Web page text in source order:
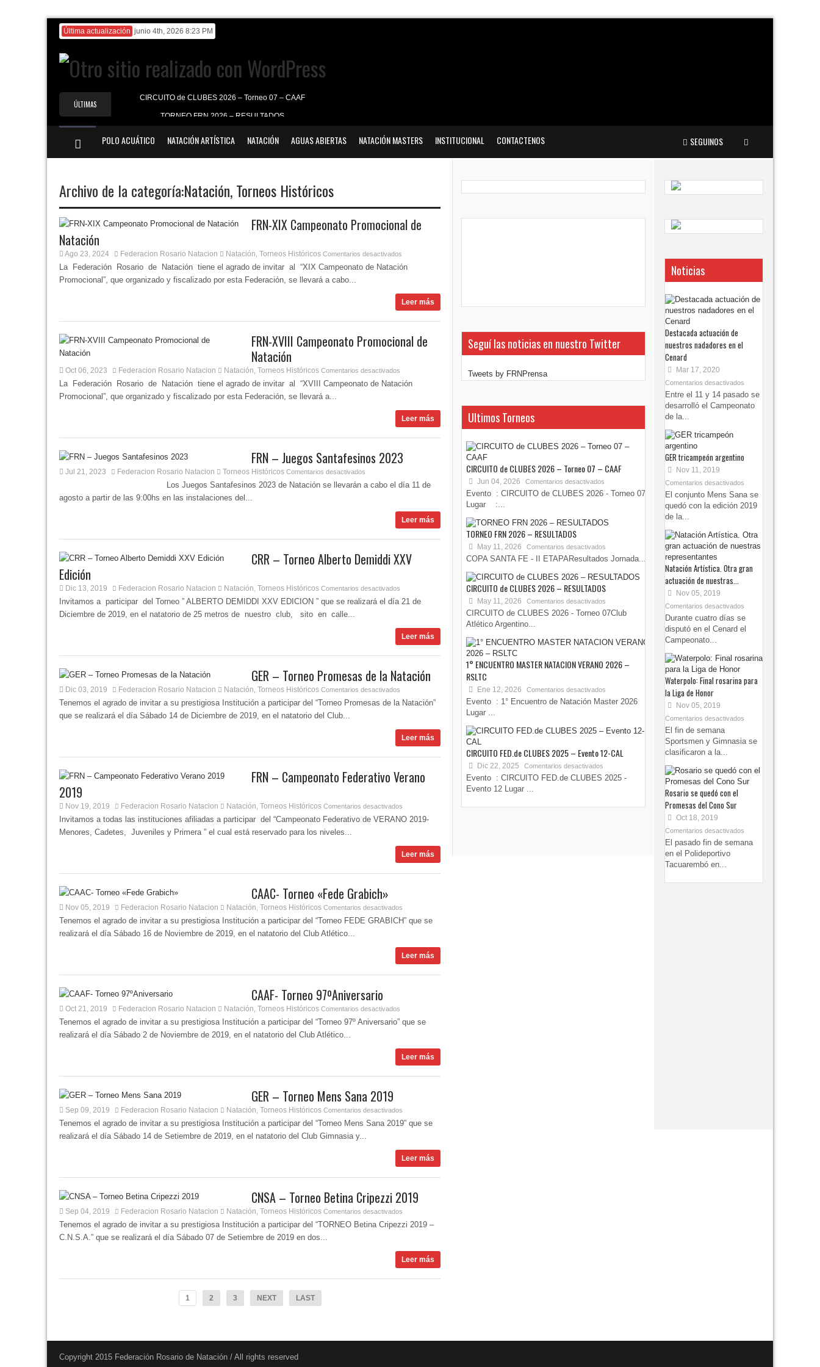
Última actualización junio 4th, 2026 8:23 PM
ÚLTIMAS
NOTICIAS
CIRCUITO de CLUBES 2026 – Torneo 07 – CAAF
TORNEO FRN 2026 – RESULTADOS
CIRCUITO de CLUBES 2026 – RESULTADOS
POLO ACUÁTICO NATACIÓN ARTÍSTICA NATACIÓN AGUAS ABIERTAS NATACIÓN MASTERS INSTITUCIONAL CONTACTENOS SEGUINOS
Archivo de la categoría:Natación,Torneos Históricos
FRN-XIX Campeonato Promocional de
Natación
Ago 23, 2024 Federacion Rosario Natacion Natación Torneos Históricos Comentarios desactivados
La Federación Rosario de Natación tiene el agrado de invitar al “XIX Campeonato de Natación
Promocional”, que organizado y fiscalizado por esta Federación, se llevará a cabo...
Leer más
FRN-XVIII Campeonato Promocional de
Natación
Oct 06, 2023 Federacion Rosario Natacion Natación Torneos Históricos Comentarios desactivados
La Federación Rosario de Natación tiene el agrado de invitar al “XVIII Campeonato de Natación
Promocional”, que organizado y fiscalizado por esta Federación, se llevará a...
Leer más
FRN – Juegos Santafesinos 2023
Jul 21, 2023 Federacion Rosario Natacion Torneos Históricos Comentarios desactivados
Los Juegos Santafesinos 2023 de Natación se llevarán a cabo el día 11 de
agosto a partir de las 9:00hs en las instalaciones del...
Leer más
CRR – Torneo Alberto Demiddi XXV
Edición
Dic 13, 2019 Federacion Rosario Natacion Natación Torneos Históricos Comentarios desactivados
Invitamos a participar del Torneo ” ALBERTO DEMIDDI XXV EDICION ” que se realizará el día 21 de
Diciembre de 2019, en el natatorio de 25 metros de nuestro club, sito en calle...
Leer más
GER – Torneo Promesas de la Natación
Dic 03, 2019 Federacion Rosario Natacion Natación Torneos Históricos Comentarios desactivados
Tenemos el agrado de invitar a su prestigiosa Institución a participar del “Torneo Promesas de la Natación”
que se realizará el día Sábado 14 de Diciembre de 2019, en el natatorio del Club...
Leer más
FRN – Campeonato Federativo Verano
2019
Nov 19, 2019 Federacion Rosario Natacion Natación Torneos Históricos Comentarios desactivados
Invitamos a todas las instituciones afiliadas a participar del “Campeonato Federativo de VERANO 2019-
Menores, Cadetes, Juveniles y Primera ” el cual está reservado para los niveles...
Leer más
CAAC- Torneo «Fede Grabich»
Nov 05, 2019 Federacion Rosario Natacion Natación Torneos Históricos Comentarios desactivados
Tenemos el agrado de invitar a su prestigiosa Institución a participar del “Torneo FEDE GRABICH” que se
realizará el día Sábado 16 de Noviembre de 2019, en el natatorio del Club Atlético...
Leer más
CAAF- Torneo 97ºAniversario
Oct 21, 2019 Federacion Rosario Natacion Natación Torneos Históricos Comentarios desactivados
Tenemos el agrado de invitar a su prestigiosa Institución a participar del “Torneo 97º Aniversario” que se
realizará el día Sábado 2 de Noviembre de 2019, en el natatorio del Club Atlético...
Leer más
GER – Torneo Mens Sana 2019
Sep 09, 2019 Federacion Rosario Natacion Natación Torneos Históricos Comentarios desactivados
Tenemos el agrado de invitar a su prestigiosa Institución a participar del “Torneo Mens Sana 2019” que se
realizará el día Sábado 14 de Setiembre de 2019, en el natatorio del Club Gimnasia y...
Leer más
CNSA – Torneo Betina Cripezzi 2019
Sep 04, 2019 Federacion Rosario Natacion Natación Torneos Históricos Comentarios desactivados
Tenemos el agrado de invitar a su prestigiosa Institución a participar del “TORNEO Betina Cripezzi 2019 –
C.N.S.A.” que se realizará el día Sábado 07 de Setiembre de 2019 en dos...
Leer más
1 2 3 NEXT LAST
Seguí las noticias en nuestro Twitter
Tweets by FRNPrensa
Ultimos Torneos
CIRCUITO de CLUBES 2026 – Torneo 07 – CAAF
Jun 04, 2026 Comentarios desactivados
Evento : CIRCUITO de CLUBES 2026 - Torneo 07
Lugar :...
TORNEO FRN 2026 – RESULTADOS
May 11, 2026 Comentarios desactivados
COPA SANTA FE - II ETAPAResultados Jornada...
CIRCUITO de CLUBES 2026 – RESULTADOS
May 11, 2026 Comentarios desactivados
CIRCUITO de CLUBES 2026 - Torneo 07Club
Atlético Argentino...
1° ENCUENTRO MASTER NATACION VERANO 2026 –
RSLTC
Ene 12, 2026 Comentarios desactivados
Evento : 1° Encuentro de Natación Master 2026
Lugar ...
CIRCUITO FED.de CLUBES 2025 – Evento 12-CAL
Dic 22, 2025 Comentarios desactivados
Evento : CIRCUITO FED.de CLUBES 2025 -
Evento 12 Lugar ...
Noticias
Destacada actuación de
nuestros nadadores en el
Cenard
Mar 17, 2020
Comentarios desactivados
Entre el 11 y 14 pasado se
desarrolló el Campeonato
de la...
GER tricampeón argentino
Nov 11, 2019
Comentarios desactivados
El conjunto Mens Sana se
quedó con la edición 2019
de la...
Natación Artística. Otra gran
actuación de nuestras...
Nov 05, 2019
Comentarios desactivados
Durante cuatro días se
disputó en el Cenard el
Campeonato...
Waterpolo: Final rosarina para
la Liga de Honor
Nov 05, 2019
Comentarios desactivados
El fin de semana
Sportsmen y Gimnasia se
clasificaron a la...
Rosario se quedó con el
Promesas del Cono Sur
Oct 18, 2019
Comentarios desactivados
El pasado fin de semana
en el Polideportivo
Tacuarembó en...
Copyright 2015 Federación Rosario de Natación / All rights reserved